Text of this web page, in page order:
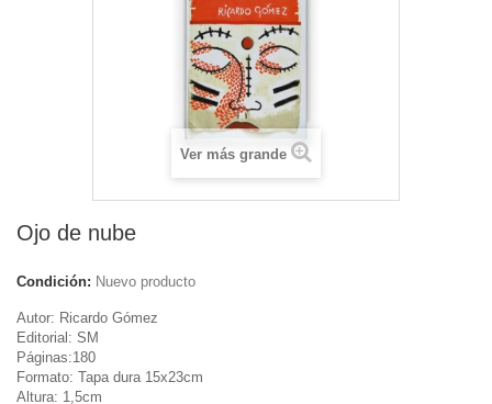
Ver más grande
Ojo de nube
Condición: Nuevo producto
Autor: Ricardo Gómez
Editorial: SM
Páginas:180
Formato: Tapa dura 15x23cm
Altura: 1,5cm